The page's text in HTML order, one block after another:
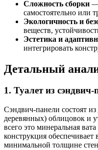
Сложность сборки —
самостоятельно или
Экологичность и
веществ,
Эстетика и
интегрировать
Детальный
1. Туалет из сэндвич-
Сэндвич-панели состоят
деревянных) облицовок и
всего это минеральная
конструкция
минимальной толщине